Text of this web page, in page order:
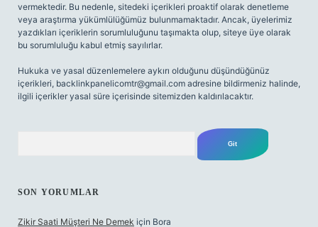
vermektedir. Bu nedenle, sitedeki içerikleri proaktif olarak denetleme
veya araştırma yükümlülüğümüz bulunmamaktadır. Ancak, üyelerimiz
yazdıkları içeriklerin sorumluluğunu taşımakta olup, siteye üye olarak
bu sorumluluğu kabul etmiş sayılırlar.
Hukuka ve yasal düzenlemelere aykırı olduğunu düşündüğünüz
içerikleri, backlinkpanelicomtr@gmail.com adresine bildirmeniz halinde,
ilgili içerikler yasal süre içerisinde sitemizden kaldırılacaktır.
SON YORUMLAR
Zikir Saati Müşteri Ne Demek için Bora